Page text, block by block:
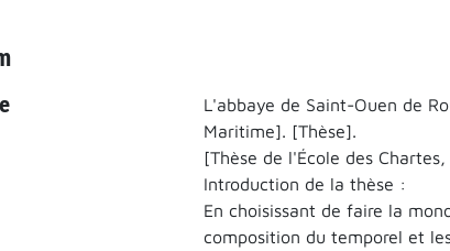
L'abbaye de Saint-Ouen de
Maritime]. [Thèse].
[Thèse de l'École des Chartes,
Introduction de la thèse :
En choisissant de faire la
composition du temporel et